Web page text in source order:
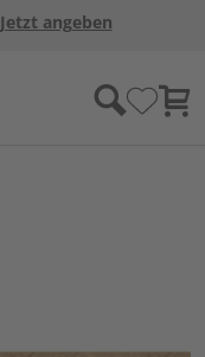
Jetzt angeben